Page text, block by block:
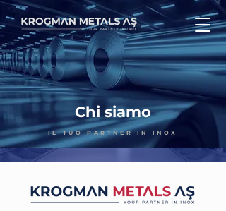
Chi siamo
IL TUO PARTNER IN INOX